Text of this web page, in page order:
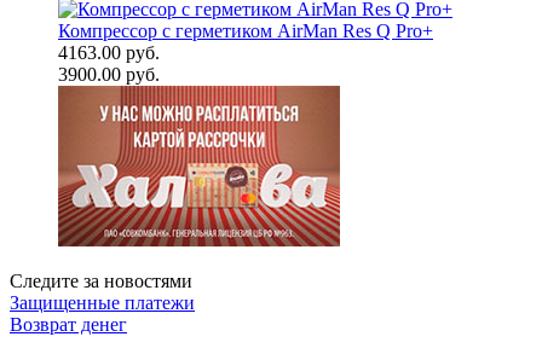
Компрессор с герметиком AirMan Res Q Pro+
4163.00 руб.
3900.00 руб.
Следите за новостями
Защищенные платежи
Возврат денег